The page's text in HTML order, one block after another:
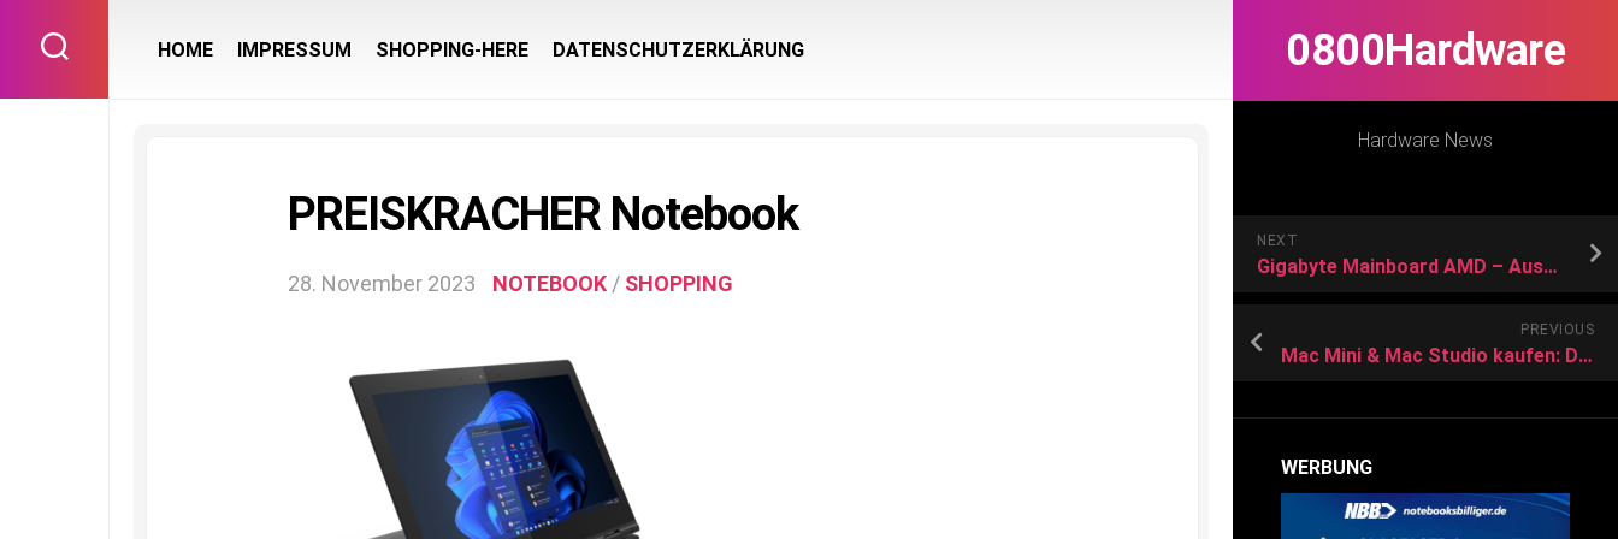
content
0800Hardware
Hardware News
NEXT
Gigabyte Mainboard AMD – Auswahl
PREVIOUS
Mac Mini & Mac Studio kaufen: Das ist der beste Deal
WERBUNG
HOME IMPRESSUM SHOPPING-HERE DATENSCHUTZERKLÄRUNG
PREISKRACHER Notebook
28. November 2023 NOTEBOOK/ SHOPPING